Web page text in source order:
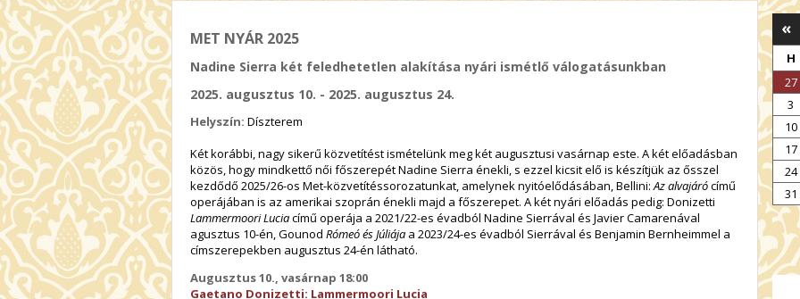
MET NYÁR 2025
Nadine Sierra két feledhetetlen alakítása nyári ismétlő válogatásunkban
2025. augusztus 10. - 2025. augusztus 24.
Helyszín: Díszterem
Két korábbi, nagy sikerű közvetítést ismételünk meg két augusztusi vasárnap este. A két előadásban
közös, hogy mindkettő női főszerepét Nadine Sierra énekli, s ezzel kicsit elő is készítjük az ősszel
kezdődő 2025/26-os Met-közvetítéssorozatunkat, amelynek nyitóelődásában, Bellini: Az alvajárócímű
operájában is az amerikai szoprán énekli majd a főszerepet. A két nyári előadás pedig: Donizetti
Lammermoori Luciacímű operája a 2021/22-es évadból Nadine Sierrával és Javier Camarenával
agusztus 10-én, Gounod Rómeó és Júliája a 2023/24-es évadból Sierrával és Benjamin Bernheimmel a
címszerepekben augusztus 24-én látható.
Augusztus 10., vasárnap 18:00
Gaetano Donizetti: Lammermoori Lucia
A
«
H
27
3
10
17
24
31